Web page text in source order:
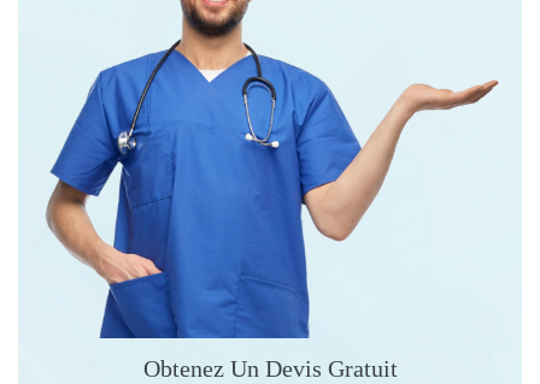
Obtenez Un Devis Gratuit